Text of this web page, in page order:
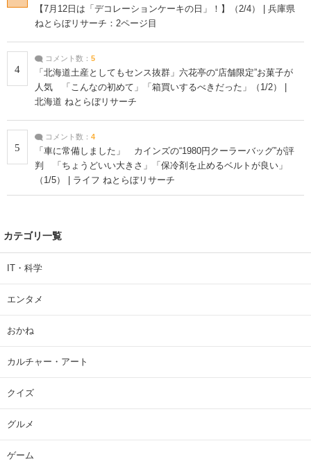
【7月12日は「デコレーションケーキの日」！】（2/4） | 兵庫県
ねとらぼリサーチ：2ページ目
4
コメント数： 5
「北海道土産としてもセンス抜群」六花亭の“店舗限定”お菓子が
人気 「こんなの初めて」「箱買いするべきだった」（1/2） |
北海道 ねとらぼリサーチ
5
コメント数： 4
「車に常備しました」 カインズの“1980円クーラーバッグ”が評
判 「ちょうどいい大きさ」「保冷剤を止めるベルトが良い」
（1/5） | ライフ ねとらぼリサーチ
カテゴリ一覧
IT・科学
エンタメ
おかね
カルチャー・アート
クイズ
グルメ
ゲーム